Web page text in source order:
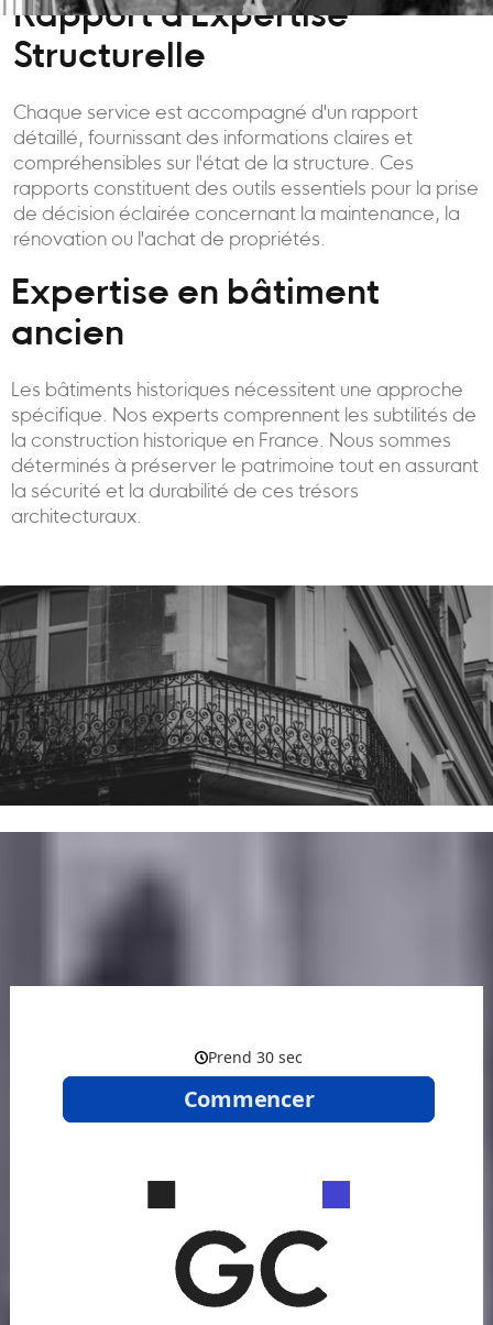
Rapport d'Expertise
Structurelle
Chaque service est accompagné d'un rapport
détaillé, fournissant des informations claires et
compréhensibles sur l'état de la structure. Ces
rapports constituent des outils essentiels pour la prise
de décision éclairée concernant la maintenance, la
rénovation ou l'achat de propriétés.
Expertise en bâtiment
ancien
Les bâtiments historiques nécessitent une approche
spécifique. Nos experts comprennent les subtilités de
la construction historique en France. Nous sommes
déterminés à préserver le patrimoine tout en assurant
la sécurité et la durabilité de ces trésors
architecturaux.